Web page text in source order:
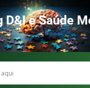
D&I e Saúde